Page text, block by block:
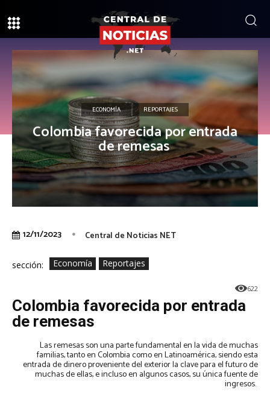
ECONOMÍA REPORTAJES
Colombia favorecida por entrada
de remesas
12/11/2023 Central de Noticias NET
sección: Economía Reportajes
622
Colombia favorecida por entrada
de remesas
Las remesas son una parte fundamental en la vida de muchas
familias, tanto en Colombia como en Latinoamérica, siendo esta
entrada de dinero proveniente del exterior la clave para el futuro de
muchas de ellas, e incluso en algunos casos, su única fuente de
ingresos.